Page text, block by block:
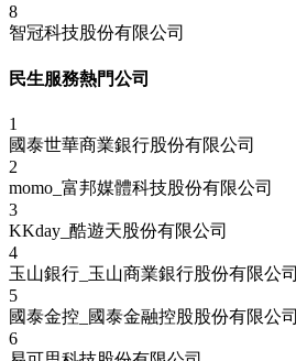
8
智冠科技股份有限公司
民生服務熱門公司
1
國泰世華商業銀行股份有限公司
2
momo_富邦媒體科技股份有限公司
3
KKday_酷遊天股份有限公司
4
玉山銀行_玉山商業銀行股份有限公司
5
國泰金控_國泰金融控股股份有限公司
6